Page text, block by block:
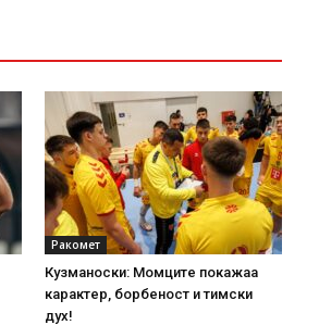
Ракомет
Кузманоски: Момците покажаа
карактер, борбеност и тимски
дух!